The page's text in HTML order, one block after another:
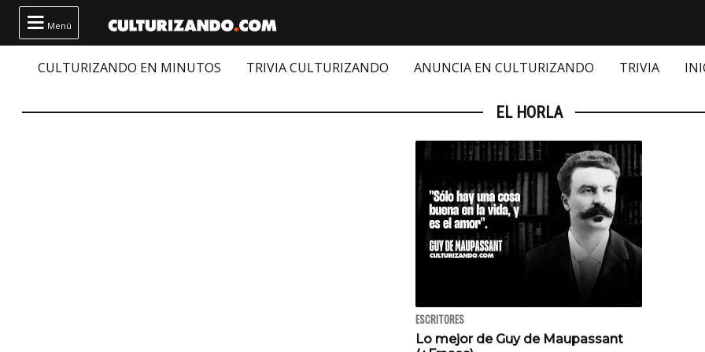
 Menú
CULTURIZANDO EN MINUTOS TRIVIA CULTURIZANDO ANUNCIA EN CULTURIZANDO TRIVIA
EL HORLA
ESCRITORES
Lo mejor de Guy de Maupassant